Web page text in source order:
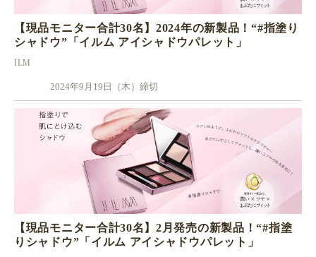
【現品モニター合計30名】2024年の新製品！“#指塗り
シャドウ”「イルム アイシャドウパレット」
ILM
2024年9月19日（木）締切
【現品モニター合計30名】2月発売の新製品！“#指塗
りシャドウ”「イルム アイシャドウパレット」